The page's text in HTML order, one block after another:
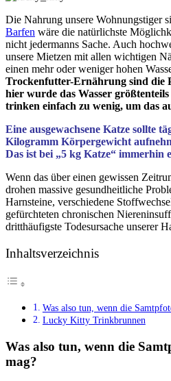
Die Nahrung unsere Wohnungstiger
Barfen wäre die natürlichste
nicht jedermanns Sache. Auch
unsere Mietzen mit allen wichtigen
einen mehr oder weniger hohen
Trockenfutter-Ernährung sind die
hier wurde das Wasser
trinken einfach zu wenig, um das
Eine ausgewachsene Katze sollte
Kilogramm Körpergewicht
Das ist bei „5 kg Katze“ immerhin
Wenn das über einen gewissen
drohen massive gesundheitliche
Harnsteine, verschiedene
gefürchteten chronischen
dritthäufigste Todesursache unserer
Inhaltsverzeichnis
Was also tun, wenn die
Lucky Kitty Trinkbrunnen
Was also tun, wenn die
mag?